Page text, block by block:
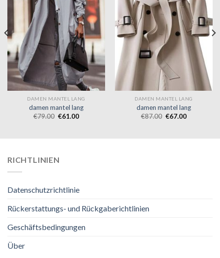
DAMEN MANTEL LANG
damen mantel lang
€79.00 €61.00
DAMEN MANTEL LANG
damen mantel lang
€87.00 €67.00
RICHTLINIEN
Datenschutzrichtlinie
Rückerstattungs- und Rückgaberichtlinien
Geschäftsbedingungen
Über